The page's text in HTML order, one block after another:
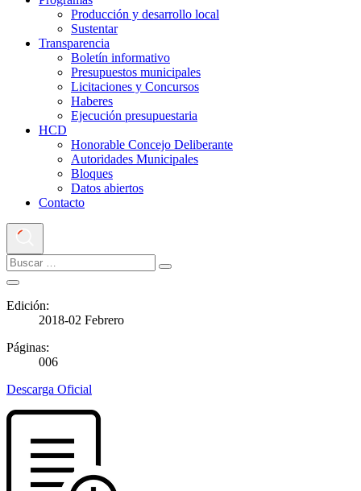
Producción y desarrollo local
Sustentar
Transparencia
Boletín informativo
Presupuestos municipales
Licitaciones y Concursos
Haberes
Ejecución presupuestaria
HCD
Honorable Concejo Deliberante
Autoridades Municipales
Bloques
Datos abiertos
Contacto
Edición:
2018-02 Febrero
Páginas:
006
Descarga Oficial